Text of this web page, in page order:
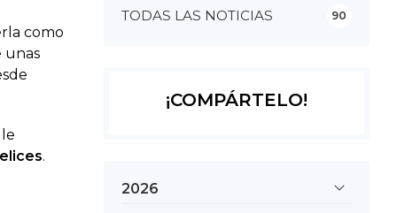
TODAS LAS NOTICIAS 90
como
unas
le
.
¡COMPÁRTELO!
2026